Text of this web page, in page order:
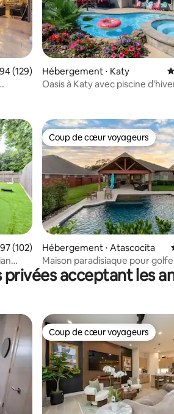
: 4,85 sur 5
moyenne sur la base de 129
(129)
Hébergement ⋅ Katy
Oasis à Katy avec piscine
: 4,94 sur 5
moyenne sur la base de 102
(102)
Coup de cœur voyageurs
Coup de cœur voyageurs
Hébergement ⋅ Atascocita
Maison paradisiaque pour
piscine incroyable - Oasis
acceptant les
appréciés Coup de cœur voyageurs
Coup de cœur voyageurs